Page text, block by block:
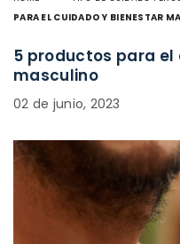
PARA EL CUIDADO Y BIENESTAR
5 productos para
masculino
02 de junio, 2023